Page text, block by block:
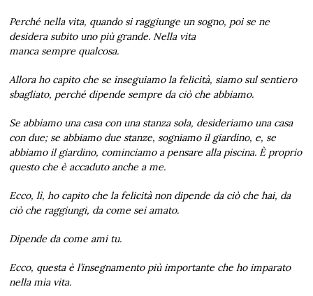
Perché nella vita, quando si raggiunge un sogno, poi se ne
desidera subito uno più grande. Nella vita
manca sempre qualcosa.
Allora ho capito che se inseguiamo la felicità, siamo sul sentiero
sbagliato, perché dipende sempre da ciò che abbiamo.
Se abbiamo una casa con una stanza sola, desideriamo una casa
con due; se abbiamo due stanze, sogniamo il giardino, e, se
abbiamo il giardino, cominciamo a pensare alla piscina. È proprio
questo che è accaduto anche a me.
Ecco, lì, ho capito che la felicità non dipende da ciò che hai, da
ciò che raggiungi, da come sei amato.
Dipende da come ami tu.
Ecco, questa è l’insegnamento più importante che ho imparato
nella mia vita.